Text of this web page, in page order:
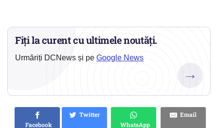
Fiți la curent cu ultimele noutăți.
Urmăriți DCNews și pe Google News
→
Facebook
Twitter
WhatsApp
Email